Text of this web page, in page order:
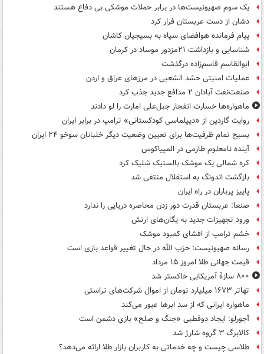
یک‌ سوم صهیونیست‌ها در برابر حملات موشکی بی دفاع هستند
دشان از دست عربستان فرار کرد
پیام فرمانده هوافضای سپاه به بسیجیان کاشان
شناسایی و بازداشت ۲۱مزدور موساد در کرمان
ابوالقاسم قاسم‌زاده درگذشت
عملیات امنیتی حشد الشعبی در مرزهای عراق و اردن
صنعت‌نفت آبادان ۲ مدافع جدید جذب کرد
ماهواره‌ها خسارت انفجار جبل‌علی امارت را لو دادند
روایت گاردین از «دیپلماسی کودکستانی» ترامپ در برابر ایران
بسیج تمام ظرفیت‌ها برای تعیین وضعیت دیگر خلبانان سوخو ۲۴ ایران
آینده نامعلوم طارمی در المپیاکوس
کره شمالی یک موشک بالستیک شلیک کرد
بازگشت اندونگ به استقلال منتفی شد
پاییز پرباران در راه ایران
صنعا: عربستان قدرت دور زدن محاصره دریایی را ندارد
ورود تجهیزات جدید به یگان‌های ارتش
خشم ترامپ از افشای کمبود موشک
رسانه صهیونیست: حزب الله در حال تغییر قواعد بازی است
قیمت جهانی طلا امروز ۱۵ مرداد
۸۰۰ سازۀ آمریکایی خاکستر شد
تهاتر ۱۶۷۳ میلیارد تومان از اموال شرکت‌های تراستی
ماهواره ایرانی که از سد ابرها عبور می‌کند
آجورلو: ایجاد دوقطبی «جنگ و صلح‌» بازی دشمن است
کالابرگ ۳ گروه شارژ شد
طلاسی چیست و چه خدماتی به کاربران بازار طلا ارائه می‌دهد؟